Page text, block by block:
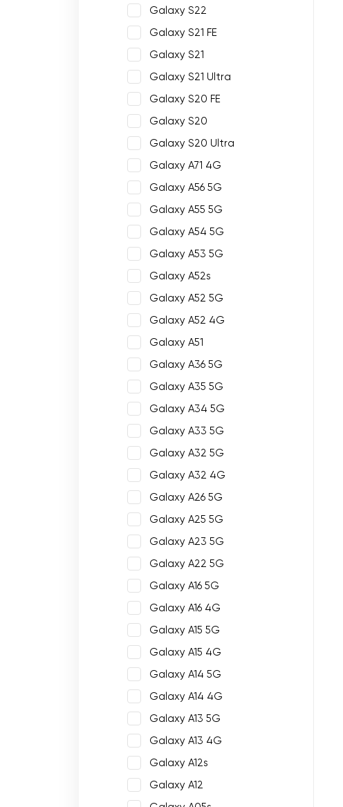
Galaxy S22
Galaxy S21 FE
Galaxy S21
Galaxy S21 Ultra
Galaxy S20 FE
Galaxy S20
Galaxy S20 Ultra
Galaxy A71 4G
Galaxy A56 5G
Galaxy A55 5G
Galaxy A54 5G
Galaxy A53 5G
Galaxy A52s
Galaxy A52 5G
Galaxy A52 4G
Galaxy A51
Galaxy A36 5G
Galaxy A35 5G
Galaxy A34 5G
Galaxy A33 5G
Galaxy A32 5G
Galaxy A32 4G
Galaxy A26 5G
Galaxy A25 5G
Galaxy A23 5G
Galaxy A22 5G
Galaxy A16 5G
Galaxy A16 4G
Galaxy A15 5G
Galaxy A15 4G
Galaxy A14 5G
Galaxy A14 4G
Galaxy A13 5G
Galaxy A13 4G
Galaxy A12s
Galaxy A12